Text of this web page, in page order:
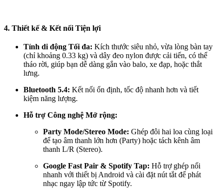
4. Thiết kế & Kết nối Tiện lợi
Tính di động Tối đa: Kích thước siêu nhỏ, vừa lòng bàn tay
(chỉ khoảng 0.33 kg) và dây đeo nylon được cải tiến, có thể
tháo rời, giúp bạn dễ dàng gắn vào balo, xe đạp, hoặc thắt
lưng.
Bluetooth 5.4: Kết nối ổn định, tốc độ nhanh hơn và tiết
kiệm năng lượng.
Hỗ trợ Công nghệ Mở rộng:
Party Mode/Stereo Mode: Ghép đôi hai loa cùng loại
để tạo âm thanh lớn hơn (Party) hoặc tách kênh âm
thanh L/R (Stereo).
Google Fast Pair & Spotify Tap: Hỗ trợ ghép nối
nhanh với thiết bị Android và cài đặt nút tắt để phát
nhạc ngay lập tức từ Spotify.